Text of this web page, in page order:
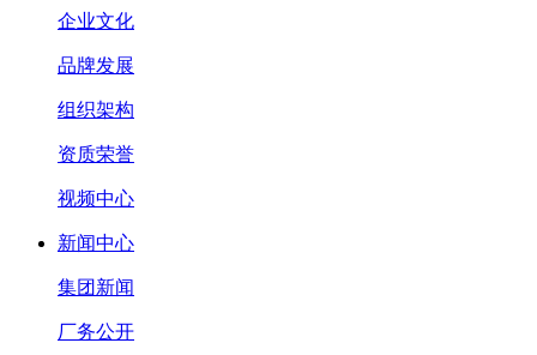
企业文化
品牌发展
组织架构
资质荣誉
视频中心
新闻中心
集团新闻
厂务公开